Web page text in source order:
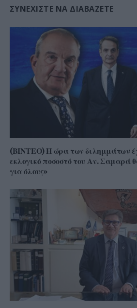
ΣΥΝΕΧΊΣΤΕ ΝΑ ΔΙΑΒΆΖΕΤΕ
(ΒΙΝΤΕΟ) Η ώρα των διλημμάτων
εκλογικό ποσοστό του Αν. Σαμαρά
για όλους»